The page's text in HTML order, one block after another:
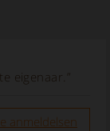
eigenaar.”
anmeldelsen